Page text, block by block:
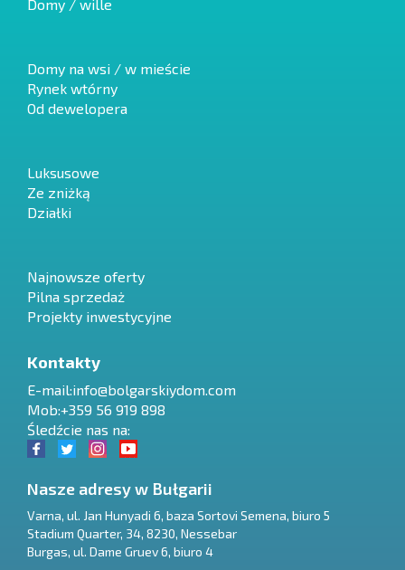
Domy / wille
Domy na wsi / w mieście
Rynek wtórny
Od dewelopera
Luksusowe
Ze zniżką
Działki
Najnowsze oferty
Pilna sprzedaż
Projekty inwestycyjne
Kontakty
E-mail:info@bolgarskiydom.com
Mob:+359 56 919 898
Śledźcie nas na:
Nasze adresy w Bułgarii
Varna, ul. Jan Hunyadi 6, baza Sortovi Semena, biuro 5
Stadium Quarter, 34, 8230, Nessebar
Burgas, ul. Dame Gruev 6, biuro 4